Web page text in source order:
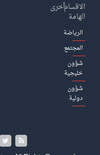
الاقسام
الهامة
الرياضة
المجتمع
شؤون
خليجية
شؤون
دولية
أخرى